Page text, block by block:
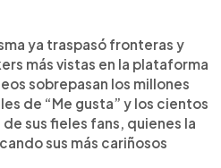
ya traspasó fronteras y
más vistas en la plataforma
sobrepasan los millones
de “Me gusta” y los cientos
sus fieles fans, quienes la
sus más cariñosos